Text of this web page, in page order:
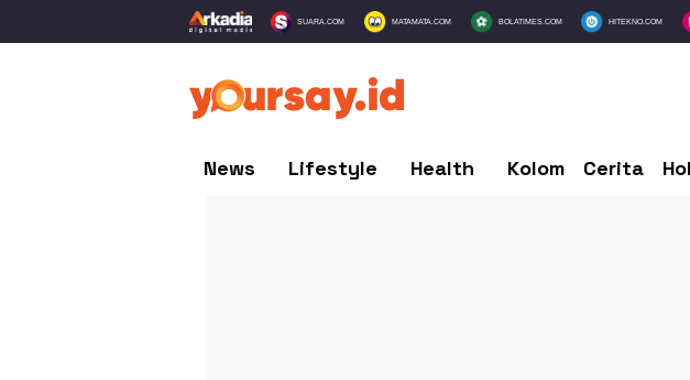
SUARA.COM MATAMATA.COM BOLATIMES.COM HITEKNO.COM
News Lifestyle Health Kolom Cerita